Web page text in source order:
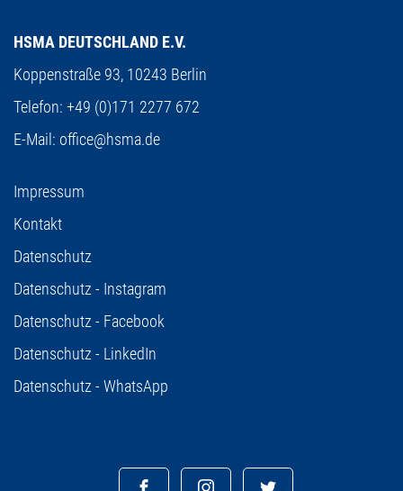
HSMA DEUTSCHLAND E.V.
Koppenstraße 93, 10243 Berlin
Telefon: +49 (0)171 2277 672
E-Mail: office@hsma.de
Impressum
Kontakt
Datenschutz
Datenschutz - Instagram
Datenschutz - Facebook
Datenschutz - LinkedIn
Datenschutz - WhatsApp